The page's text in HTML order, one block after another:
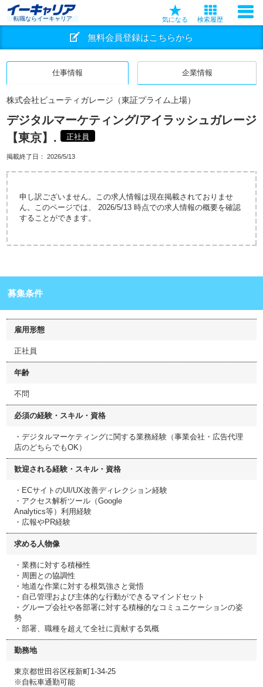
転職ならイーキャリア 気になる 検索履歴
無料会員登録はこちらから
仕事情報 企業情報
株式会社ビューティガレージ（東証プライム上場）
デジタルマーケティング/アイラッシュガレージ
【東京】.
正社員
掲載終了日： 2026/5/13
申し訳ございません。この求人情報は現在掲載されておりませ
ん。このページでは、 2026/5/13 時点での求人情報の概要を確認
することができます。
募集条件
雇用形態
正社員
年齢
不問
必須の経験・スキル・資格
・デジタルマーケティングに関する業務経験（事業会社・広告代理
店のどちらでもOK）
歓迎される経験・スキル・資格
・ECサイトのUI/UX改善ディレクション経験
・アクセス解析ツール（Google
Analytics等）利用経験
・広報やPR経験
求める人物像
・業務に対する積極性
・周囲との協調性
・地道な作業に対する根気強さと覚悟
・自己管理および主体的な行動ができるマインドセット
・グループ会社や各部署に対する積極的なコミュニケーションの姿
勢
・部署、職種を超えて全社に貢献する気概
勤務地
東京都世田谷区桜新町1-34-25
※自転車通勤可能